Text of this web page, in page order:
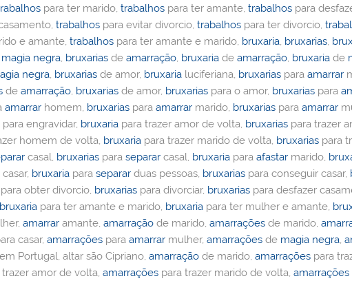
para ter marido,trabalhos para ter amante,trabalhos para
trabalhos para evitar divorcio,trabalhos para ter divorcio,
e amante,trabalhos para ter amante e marido, bruxaria, bruxarias,
magia negra, bruxarias deamarração, bruxaria deamarração, bruxaria de
negra, bruxarias de amor, bruxaria luciferiana, bruxarias paraamarrar
deamarração, bruxarias de amor, bruxarias para o amor, bruxarias para
amarrar homem, bruxarias paraamarrar marido, bruxarias paraamarrar
para engravidar, bruxaria para trazer amor de volta, bruxarias para trazer
homem de volta, bruxaria para trazer marido de volta, bruxarias para
casal, bruxarias paraseparar casal, bruxaria paraafastar marido,
bruxaria paraseparar duas pessoas, bruxarias para conseguir casar,
para obter divorcio, bruxarias para divorciar, bruxarias para desfazer
bruxaria para ter amante e marido, bruxaria para ter mulher e amante,
amarrar amante,amarração de marido,amarrações de marido,
casar,amarrações paraamarrar mulher,amarrações de magia negra,
em Portugal, altar são Cipriano,amarração de marido,amarrações para
trazer amor de volta,amarrações para trazer marido de volta,amarrações